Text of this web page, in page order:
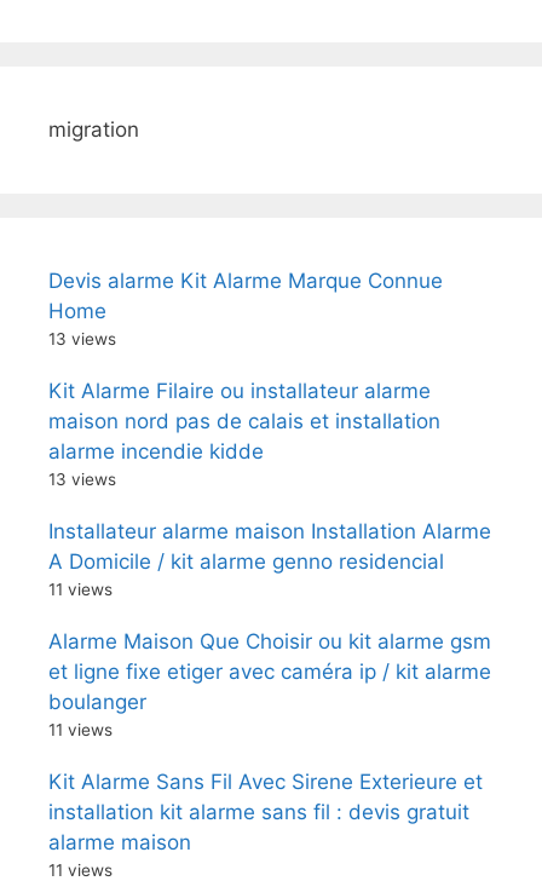
migration
Devis alarme Kit Alarme Marque Connue
Home
13 views
Kit Alarme Filaire ou installateur alarme
maison nord pas de calais et installation
alarme incendie kidde
13 views
Installateur alarme maison Installation Alarme
A Domicile / kit alarme genno residencial
11 views
Alarme Maison Que Choisir ou kit alarme gsm
et ligne fixe etiger avec caméra ip / kit alarme
boulanger
11 views
Kit Alarme Sans Fil Avec Sirene Exterieure et
installation kit alarme sans fil : devis gratuit
alarme maison
11 views